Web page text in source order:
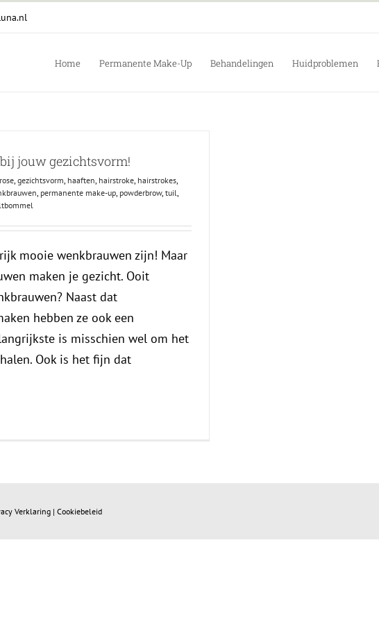
Home Permanente Make-Up Behandelingen Huidproblemen
jouw gezichtsvorm!
, gezichtsvorm, haaften, hairstroke, hairstrokes,
, permanente make-up, powderbrow, tuil,
mooie wenkbrauwen zijn! Maar
maken je gezicht. Ooit
Naast dat
hebben ze ook een
is misschien wel om het
Ook is het fijn dat
Verklaring | Cookiebeleid